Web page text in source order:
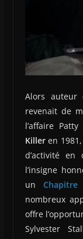
Alors auteur
revenait de
l’affaire
Killeren 1981,
d’activité
l’insigne
un
nombreux
offre
Sylvester